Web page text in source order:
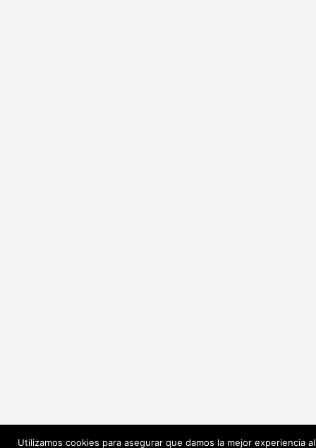
Utilizamos cookies para asegurar que damos la mejor